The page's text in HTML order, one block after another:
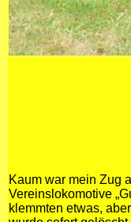
Kaum war mein Zug
Vereinslokomotive
klemmten etwas,